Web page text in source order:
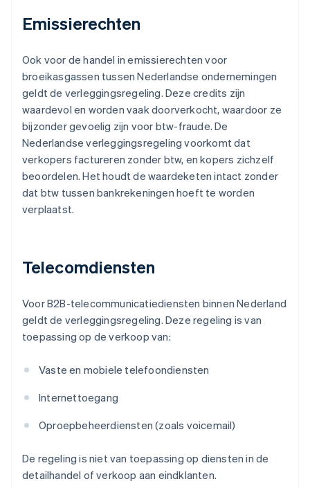
Emissierechten
Ook voor de handel in emissierechten voor
broeikasgassen tussen Nederlandse ondernemingen
geldt de verleggingsregeling. Deze credits zijn
waardevol en worden vaak doorverkocht, waardoor ze
bijzonder gevoelig zijn voor btw-fraude. De
Nederlandse verleggingsregeling voorkomt dat
verkopers factureren zonder btw, en kopers zichzelf
beoordelen. Het houdt de waardeketen intact zonder
dat btw tussen bankrekeningen hoeft te worden
verplaatst.
Telecomdiensten
Voor B2B-telecommunicatiediensten binnen Nederland
geldt de verleggingsregeling. Deze regeling is van
toepassing op de verkoop van:
Vaste en mobiele telefoondiensten
Internettoegang
Oproepbeheerdiensten (zoals voicemail)
De regeling is niet van toepassing op diensten in de
detailhandel of verkoop aan eindklanten.